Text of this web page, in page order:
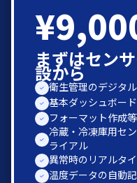
まずはセン
設から
衛生管理のデジタ
基本ダッシュボー
フォーマット作成
冷蔵・冷凍庫用セ
ライアル
異常時のリアルタ
温度データの自動